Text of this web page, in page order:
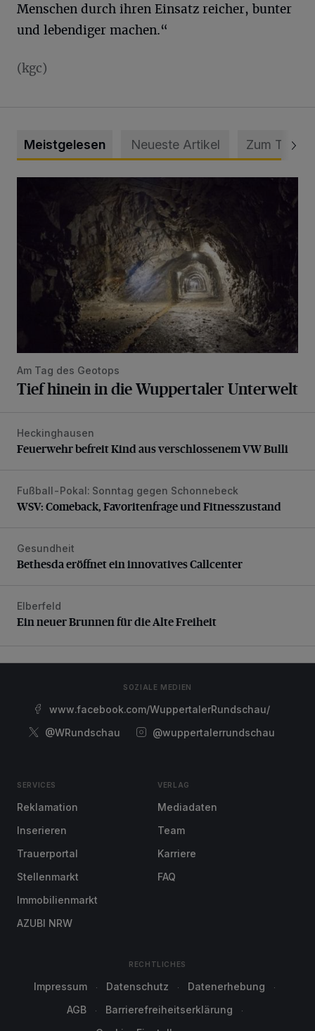
Menschen durch ihren Einsatz reicher, bunter
und lebendiger machen.“
(kgc)
Meistgelesen Neueste Artikel Zum Thema
Am Tag des Geotops
Tief hinein in die Wuppertaler Unterwelt
Feuerwehr befreit Kind aus verschlossenem VW Bulli
Heckinghausen
Feuerwehr befreit Kind aus verschlossenem VW Bulli
WSV: Comeback, Favoritenfrage und Fitnesszustand
Fußball-Pokal: Sonntag gegen Schonnebeck
WSV: Comeback, Favoritenfrage und Fitnesszustand
Bethesda eröffnet ein innovatives Callcenter
Gesundheit
Bethesda eröffnet ein innovatives Callcenter
Ein neuer Brunnen für die Alte Freiheit
Elberfeld
Ein neuer Brunnen für die Alte Freiheit
SOZIALE MEDIEN
www.facebook.com/WuppertalerRundschau/
@WRundschau
@wuppertalerrundschau
SERVICES
Reklamation
Inserieren
Trauerportal
Stellenmarkt
Immobilienmarkt
AZUBI NRW
VERLAG
Mediadaten
Team
Karriere
FAQ
RECHTLICHES
Impressum Datenschutz
Datenerhebung
AGB
Barrierefreiheitserklärung